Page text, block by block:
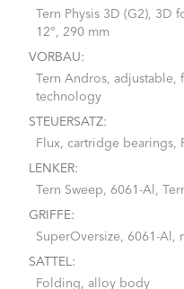
Tern Physis 3D (G2),
12°, 290 mm
VORBAU:
Tern Andros,
technology
STEUERSATZ:
Flux, cartridge bearings,
LENKER:
Tern Sweep, 6061-Al,
GRIFFE:
SuperOversize, 6061-Al,
SATTEL:
Folding, alloy body